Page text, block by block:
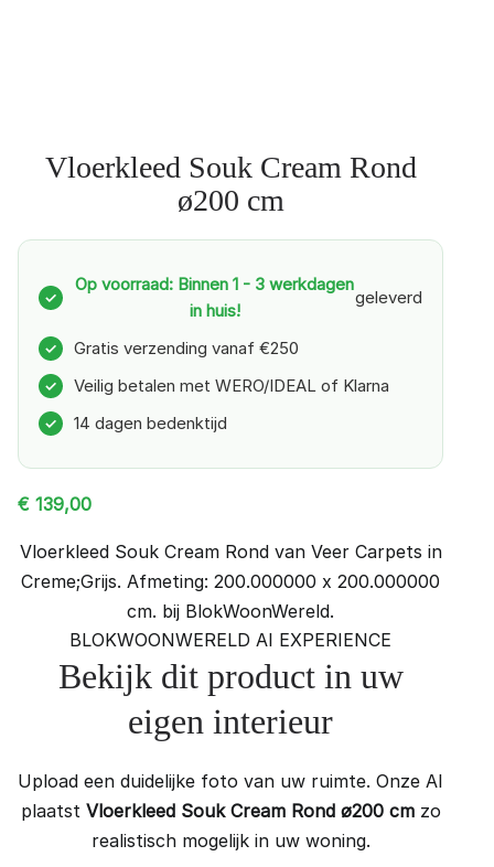
Vloerkleed Souk Cream Rond
ø200 cm
✓
Op voorraad: Binnen 1 - 3 werkdagen
in huis!
geleverd
✓ Gratis verzending vanaf €250
✓ Veilig betalen met WERO/IDEAL of Klarna
✓ 14 dagen bedenktijd
€ 139,00
Vloerkleed Souk Cream Rond van Veer Carpets in
Creme;Grijs. Afmeting: 200.000000 x 200.000000
cm. bij BlokWoonWereld.
BLOKWOONWERELD AI EXPERIENCE
Bekijk dit product in uw
eigen interieur
Upload een duidelijke foto van uw ruimte. Onze AI
plaatst Vloerkleed Souk Cream Rond ø200 cmzo
realistisch mogelijk in uw woning.